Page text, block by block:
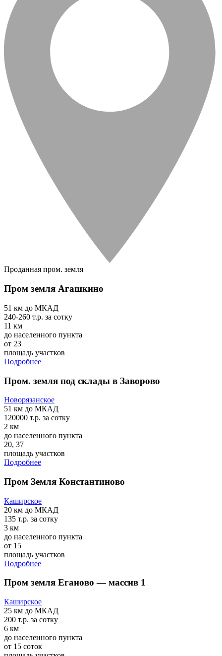
Проданная пром. земля
Пром земля Агашкино
51 км до МКАД
240-260 т.р. за сотку
11 км
до населенного пункта
от 23
площадь участков
Подробнее
Пром. земля под склады в Заворово
Новорязанское
51 км до МКАД
120000 т.р. за сотку
2 км
до населенного пункта
20, 37
площадь участков
Подробнее
Пром Земля Константиново
Каширское
20 км до МКАД
135 т.р. за сотку
3 км
до населенного пункта
от 15
площадь участков
Подробнее
Пром земля Еганово — массив 1
Каширское
25 км до МКАД
200 т.р. за сотку
6 км
до населенного пункта
от 15 соток